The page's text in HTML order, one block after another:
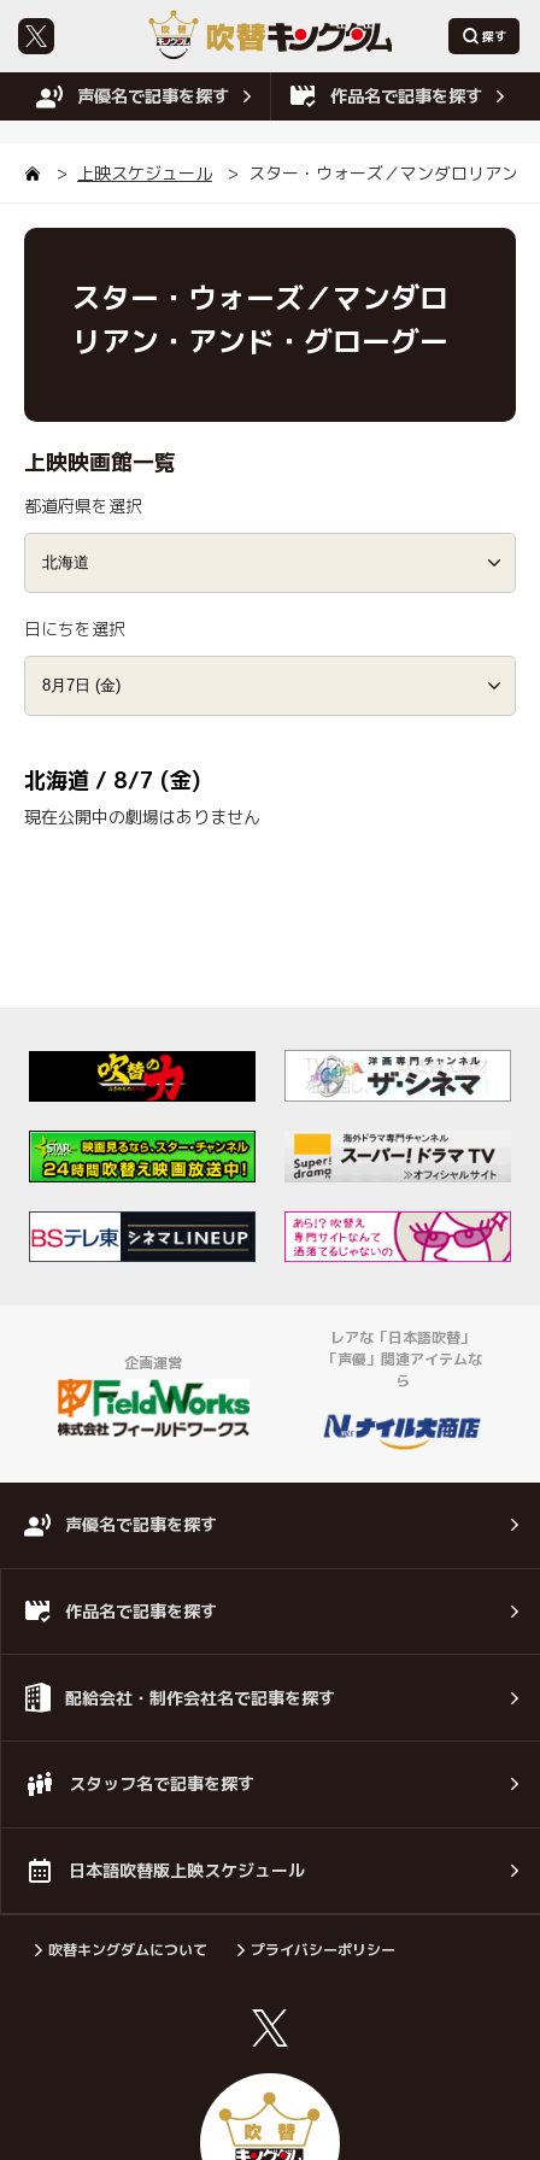
声優名で記事を探す 作品名で記事を探す
上映スケジュール スター・ウォーズ／マンダロリアン
スター・ウォーズ／マンダロ
リアン・アンド・グローグー
上映映画館一覧
都道府県を選択
日にちを選択
北海道 / 8/7 (金)
現在公開中の劇場はありません
企画運営
レアな「日本語吹替」
「声優」関連アイテムな
ら
声優名で記事を探す
作品名で記事を探す
配給会社・制作会社名で記事を探す
スタッフ名で記事を探す
日本語吹替版上映スケジュール
吹替キングダムについて プライバシーポリシー